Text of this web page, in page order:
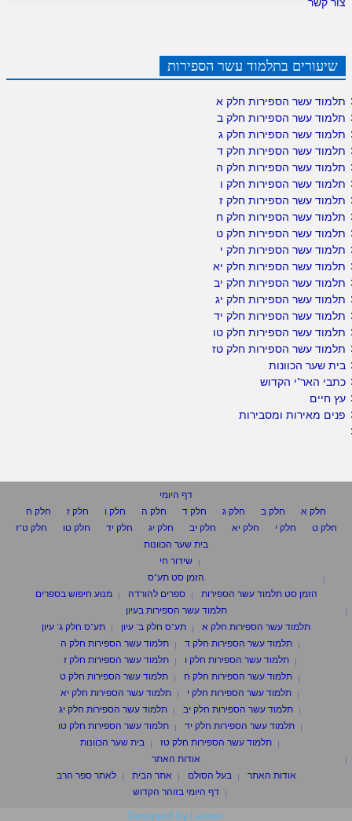
שיעורים בתלמוד עשר הספירות
תלמוד עשר הספירות חלק א
תלמוד עשר הספירות חלק ב
תלמוד עשר הספירות חלק ג
תלמוד עשר הספירות חלק ד
תלמוד עשר הספירות חלק ה
תלמוד עשר הספירות חלק ו
תלמוד עשר הספירות חלק ז
תלמוד עשר הספירות חלק ח
תלמוד עשר הספירות חלק ט
תלמוד עשר הספירות חלק י
תלמוד עשר הספירות חלק יא
תלמוד עשר הספירות חלק יב
תלמוד עשר הספירות חלק יג
תלמוד עשר הספירות חלק יד
תלמוד עשר הספירות חלק טו
תלמוד עשר הספירות חלק טז
בית שער הכוונות
כתבי האר"י הקדוש
עץ חיים
פנים מאירות ומסבירות
דף היומי
חלק א
חלק ב חלק ג חלק ד חלק ה חלק ו חלק ז
חלק ח
חלק ט
חלק י חלק יא חלק יב חלק יג חלק יד חלק טו
חלק ט"ז
בית שער הכוונות
שידור חי
הזמן סט תע"ס
הזמן סט תלמוד עשר הספירות
ספרים להורדה
מנוע חיפוש בספרים
תלמוד עשר הספירות בעיון
תלמוד עשר הספירות חלק א
תע"ס חלק ב' עיון
תע"ס חלק ג' עיון
תלמוד עשר הספירות חלק ד
תלמוד עשר הספירות חלק ה
תלמוד עשר הספירות חלק ו
תלמוד עשר הספירות חלק ז
תלמוד עשר הספירות חלק ח
תלמוד עשר הספירות חלק ט
תלמוד עשר הספירות חלק י
תלמוד עשר הספירות חלק יא
תלמוד עשר הספירות חלק יב
תלמוד עשר הספירות חלק יג
תלמוד עשר הספירות חלק יד
תלמוד עשר הספירות חלק טו
תלמוד עשר הספירות חלק טז
בית שער הכוונות
אודות האתר
אודות האתר
בעל הסולם אתר הבית
לאתר ספר הרב
דף היומי בזוהר הקדוש
Designed by Laisner